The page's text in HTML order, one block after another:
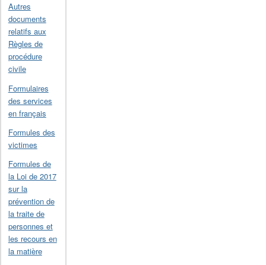
Autres
documents
relatifs aux
Règles de
procédure
civile
Formulaires
des services
en français
Formules des
victimes
Formules de
la Loi de 2017
sur la
prévention de
la traite de
personnes et
les recours en
la matière